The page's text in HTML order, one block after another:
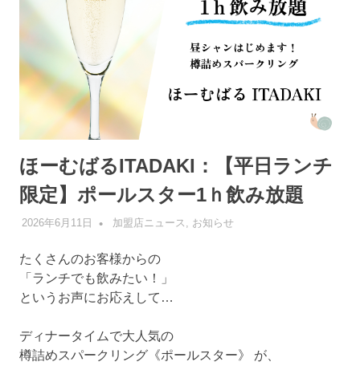
ほーむばるITADAKI：【平日ランチ
限定】ポールスター1ｈ飲み放題
2026年6月11日 管理者
加盟店ニュース お知らせ
たくさんのお客様からの
「ランチでも飲みたい！」
というお声にお応えして…
ディナータイムで大人気の
樽詰めスパークリング《ポールスター》 が、